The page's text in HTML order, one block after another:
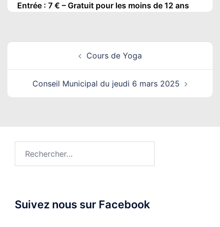
Entrée : 7 € – Gratuit pour les moins de 12 ans
Navigation
Cours de Yoga
Conseil Municipal du jeudi 6 mars 2025
Suivez nous sur Facebook